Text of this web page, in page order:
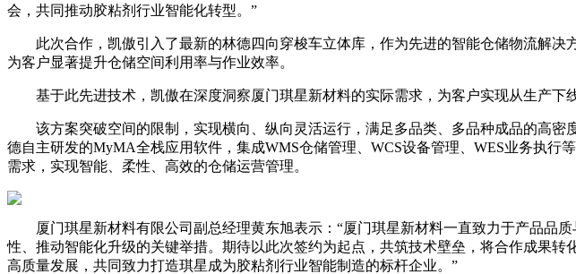
会，共同推动胶粘剂行业智能化转型。”
此次合作，凯傲引入了最新的林德四向穿梭车立体库，作为先进的智能仓储物流解决
为客户显著提升仓储空间利用率与作业效率。
基于此先进技术，凯傲在深度洞察厦门琪星新材料的实际需求，为客户实现从生产下
该方案突破空间的限制，实现横向、纵向灵活运行，满足多品类、多品种成品的高密
德自主研发的MyMA全栈应用软件，集成WMS仓储管理、WCS设备管理、WES业务执
需求，实现智能、柔性、高效的仓储运营管理。
厦门琪星新材料有限公司副总经理黄东旭表示：“厦门琪星新材料一直致力于产品品
性、推动智能化升级的关键举措。期待以此次签约为起点，共筑技术壁垒，将合作成果
高质量发展，共同致力打造琪星成为胶粘剂行业智能制造的标杆企业。”